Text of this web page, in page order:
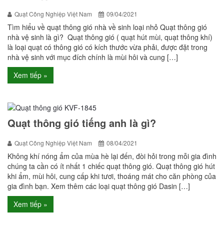
Quạt Công Nghiệp Việt Nam 09/04/2021
Tìm hiểu về quạt thông gió nhà về sinh loại nhỏ Quạt thông gió
nhà vệ sinh là gì? Quạt thông gió ( quạt hút mùi, quạt thông khí)
là loại quạt có thông gió có kích thước vừa phải, được đặt trong
nhà vệ sinh với mục đích chính là mùi hôi và cung […]
Xem tiếp »
Quạt thông gió tiếng anh là gì?
Quạt Công Nghiệp Việt Nam 08/04/2021
Không khí nóng ẩm của mùa hè lại đến, đòi hỏi trong mỗi gia đình
chúng ta cần có ít nhất 1 chiếc quạt thông gió. Quạt thông gió hút
khi ẩm, mùi hôi, cung cấp khi tươi, thoáng mát cho căn phòng của
gia đình bạn. Xem thêm các loại quạt thông gió Dasin […]
Xem tiếp »